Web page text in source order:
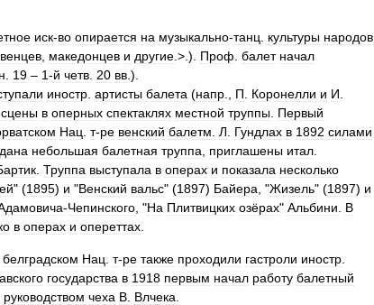
иск-во опирается на музыкально-танц культуры народов
македонцев и другие .>.). Проф балет начал
19 – 1-й четв 20 вв .).
иностр артисты балета (напр П Коронелли и И
сцены в оперных спектаклях местной труппы Первый
Нац т-ре венский балетм Л Гундлах в 1892 силами
небольшая балетная труппа приглашены итал
Труппа выступала в операх и показала несколько
" (1895) и "Венский вальс" (1897) Байера , "Жизель" (1897) и
-Чепинского , "На Плитвицких озёрах" Альбини
В
в операх и опереттах
белградском Нац т-ре также проходили гастроли иностр
государства в 1918 первым начал работу балетный
руководством чеха В Влчека